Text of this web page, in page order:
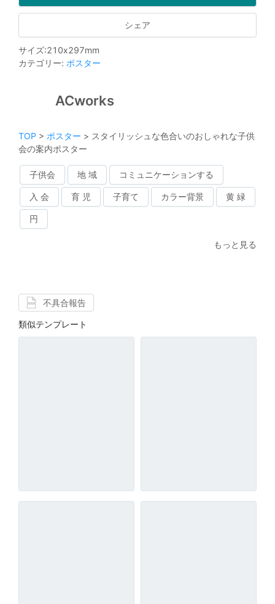
シェア
サイズ:210x297mm
カテゴリー: ポスター
ACworks
TOP > ポスター > スタイリッシュな色合いのおしゃれな子供
会の案内ポスター
子供会 地 域 コミュニケーションする
入 会 育 児 子育て カラー背景 黄 緑
円
もっと見る
不具合報告
類似テンプレート